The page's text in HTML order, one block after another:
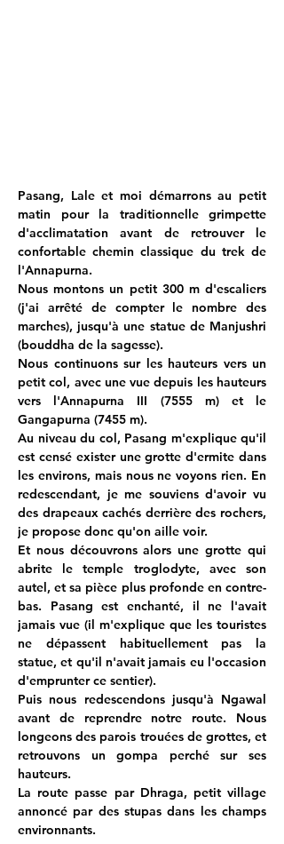
Pasang, Lale et moi démarrons au petit
matin pour la traditionnelle grimpette
d'acclimatation avant de retrouver le
confortable chemin classique du trek de
l'Annapurna.
Nous montons un petit 300 m d'escaliers
(j'ai arrêté de compter le nombre des
marches), jusqu'à une statue de Manjushri
(bouddha de la sagesse).
Nous continuons sur les hauteurs vers un
petit col, avec une vue depuis les hauteurs
vers l'Annapurna III (7555 m) et le
Gangapurna (7455 m).
Au niveau du col, Pasang m'explique qu'il
est censé exister une grotte d'ermite dans
les environs, mais nous ne voyons rien. En
redescendant, je me souviens d'avoir vu
des drapeaux cachés derrière des rochers,
je propose donc qu'on aille voir.
Et nous découvrons alors une grotte qui
abrite le temple troglodyte, avec son
autel, et sa pièce plus profonde en contre-
bas. Pasang est enchanté, il ne l'avait
jamais vue (il m'explique que les touristes
ne dépassent habituellement pas la
statue, et qu'il n'avait jamais eu l'occasion
d'emprunter ce sentier).
Puis nous redescendons jusqu'à Ngawal
avant de reprendre notre route. Nous
longeons des parois trouées de grottes, et
retrouvons un gompa perché sur ses
hauteurs.
La route passe par Dhraga, petit village
annoncé par des stupas dans les champs
environnants.